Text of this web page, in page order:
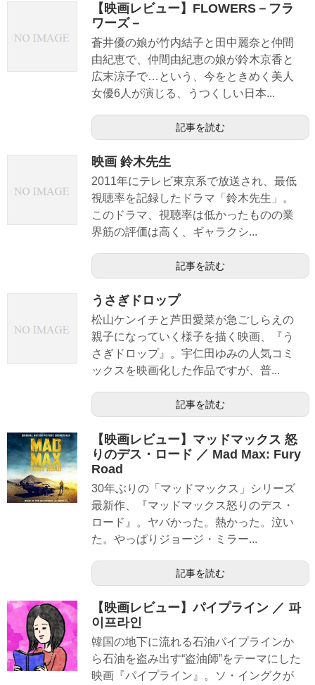
【映画レビュー】FLOWERS－フラ
ワーズ－
蒼井優の娘が竹内結子と田中麗奈と仲間
由紀恵で、仲間由紀恵の娘が鈴木京香と
広末涼子で…という、今をときめく美人
女優6人が演じる、うつくしい日本...
記事を読む
映画 鈴木先生
2011年にテレビ東京系で放送され、最低
視聴率を記録したドラマ「鈴木先生」。
このドラマ、視聴率は低かったものの業
界筋の評価は高く、ギャラクシ...
記事を読む
うさぎドロップ
松山ケンイチと芦田愛菜が急ごしらえの
親子になっていく様子を描く映画、『う
さぎドロップ』。宇仁田ゆみの人気コミ
ックスを映画化した作品ですが、普...
記事を読む
【映画レビュー】マッドマックス 怒
りのデス・ロード ／ Mad Max: Fury
Road
30︎年ぶりの「マッドマックス」シリーズ
最新作、『マッドマックス怒りのデス・
ロード』。ヤバかった。熱かった。泣い
た。やっぱりジョージ・ミラー...
記事を読む
【映画レビュー】パイプライン ／ 파
이프라인
韓国の地下に流れる石油パイプラインか
ら石油を盗み出す“盗油師”をテーマにした
映画『パイプライン』。ソ・イングクが